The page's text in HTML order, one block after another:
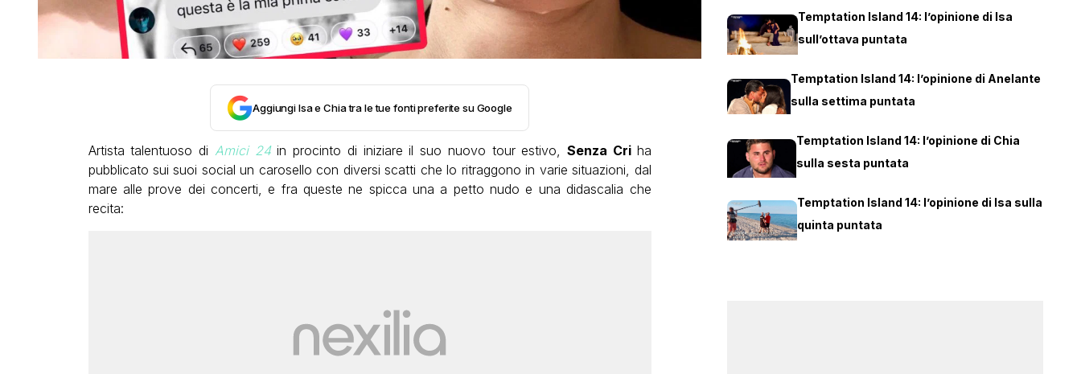
Aggiungi Isa e Chia tra le tue fonti preferite su Google
Artista talentuoso di Amici 24in procinto di iniziare il suo nuovo tour estivo, Senza Cri ha
pubblicato sui suoi social un carosello con diversi scatti che lo ritraggono in varie situazioni, dal
mare alle prove dei concerti, e fra queste ne spicca una a petto nudo e una didascalia che
recita:
Temptation Island 14: l’opinione di Isa
sull’ottava puntata
Temptation Island 14: l’opinione di Anelante
sulla settima puntata
Temptation Island 14: l’opinione di Chia
sulla sesta puntata
Temptation Island 14: l’opinione di Isa sulla
quinta puntata